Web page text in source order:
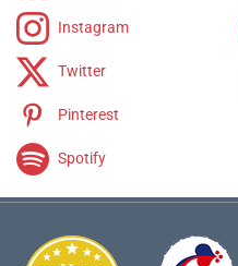
Instagram
Twitter
Pinterest
Spotify